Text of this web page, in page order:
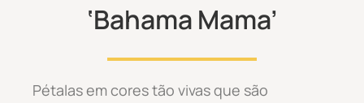
‘Bahama Mama’
Pétalas em cores tão vivas que são